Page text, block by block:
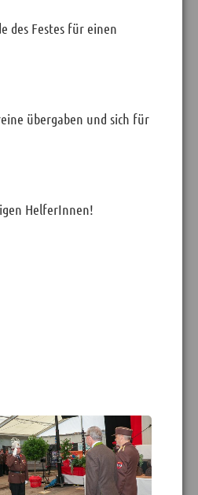
des Festes für einen
übergaben und sich für
HelferInnen!